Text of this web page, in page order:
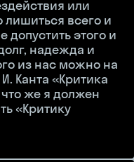
или
всего и
допустить этого и
надежда и
из нас можно на
Канта «Критика
что же я должен
«Критику